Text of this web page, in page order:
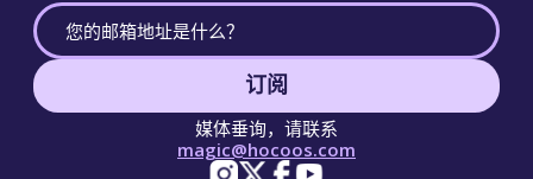
订阅
媒体垂询，请联系
magic@hocoos.com